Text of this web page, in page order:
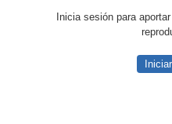
Inicia sesión para